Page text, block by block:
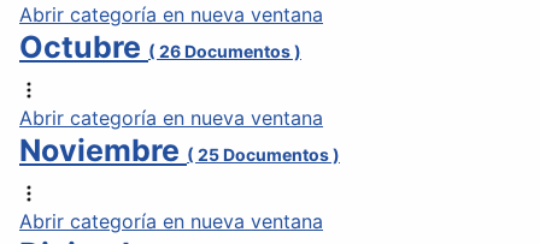
Abrir categoría en nueva ventana
Octubre ( 26 Documentos )
Abrir categoría en nueva ventana
Noviembre ( 25 Documentos )
Abrir categoría en nueva ventana